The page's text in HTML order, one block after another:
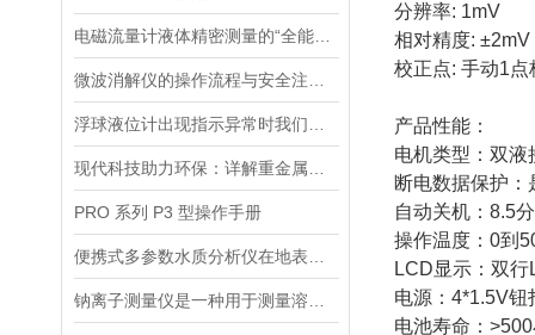
PRO 系列 P3 型操作手册
分辨率: 1mV
相对精度: ±2mV
校正点: 手动1点
产品性能：
电机类型：双液
断电数据保护：
自动关机：8.5
操作温度：0到
LCD显示：双
电源：4*1.5V钮
电池寿命：